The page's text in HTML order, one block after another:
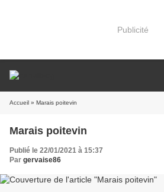
Publicité
Accueil » Marais poitevin
Marais poitevin
Publié le 22/01/2021 à 15:37
Par gervaise86